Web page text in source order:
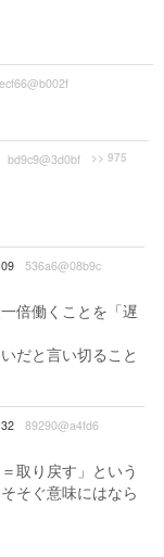
ecf66@b002f
bd9c9@3d0bf >> 975
536a6@08b9c
倍働くことを「遅
だと言い切ること
89290@a4fd6
取り戻す」という
そぐ意味にはなら